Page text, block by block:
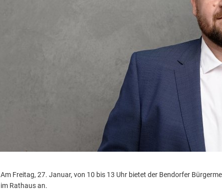
Am Freitag, 27. Januar, von 10 bis 13 Uhr bietet der Bendorfer
im Rathaus an.